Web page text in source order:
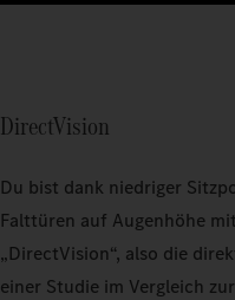
DirectVision
Du bist dank niedriger
Falttüren auf Augenhöhe
„DirectVision“, also die
einer Studie im Vergleich